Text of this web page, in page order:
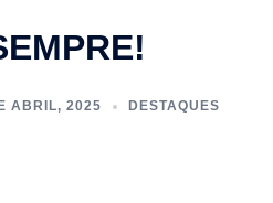
ABRIL, 2025 DESTAQUES